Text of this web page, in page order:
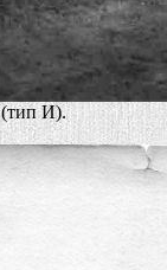
И).